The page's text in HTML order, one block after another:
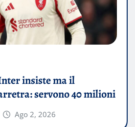
insiste ma il
servono 40 milioni
Ago 2, 2026